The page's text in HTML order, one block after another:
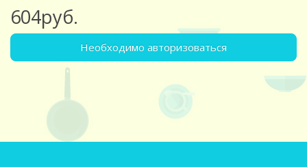
604руб.
Необходимо авторизоваться